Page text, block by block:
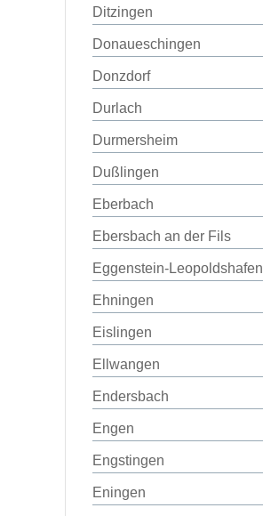
Ditzingen
Donaueschingen
Donzdorf
Durlach
Durmersheim
Dußlingen
Eberbach
Ebersbach an der Fils
Eggenstein-Leopoldshafen
Ehningen
Eislingen
Ellwangen
Endersbach
Engen
Engstingen
Eningen